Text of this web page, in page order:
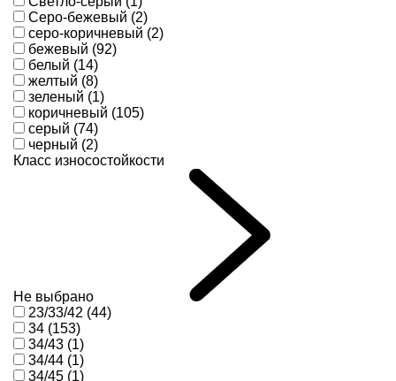
Серо-бежевый (2)
серо-коричневый (2)
бежевый (92)
белый (14)
желтый (8)
зеленый (1)
коричневый (105)
серый (74)
черный (2)
Класс износостойкости
Не выбрано
23/33/42 (44)
34 (153)
34/43 (1)
34/44 (1)
34/45 (1)